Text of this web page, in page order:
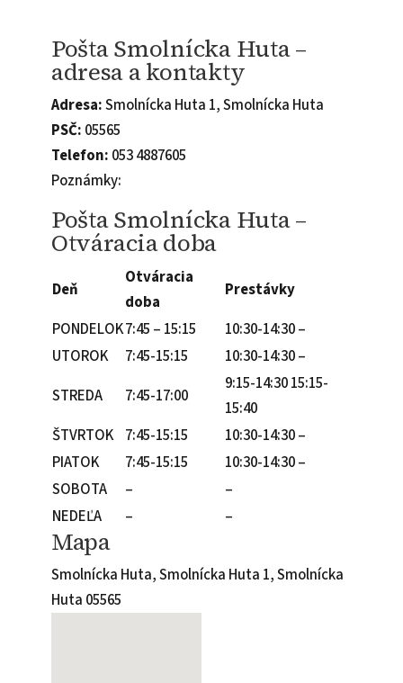
Pošta Smolnícka Huta –
adresa a kontakty
Adresa:Smolnícka Huta 1, Smolnícka Huta
PSČ: 05565
Telefon: 053 4887605
Poznámky:
Pošta Smolnícka Huta –
Otváracia doba
Deň
Otváracia
doba
Prestávky
PONDELOK7:45 – 15:15
10:30-14:30 –
UTOROK
7:45-15:15
10:30-14:30 –
STREDA
7:45-17:00
9:15-14:30 15:15-
15:40
ŠTVRTOK 7:45-15:15
10:30-14:30 –
PIATOK
7:45-15:15
10:30-14:30 –
SOBOTA
–
–
NEDEĽA
– –
Mapa
Smolnícka Huta, Smolnícka Huta 1, Smolnícka
Huta 05565